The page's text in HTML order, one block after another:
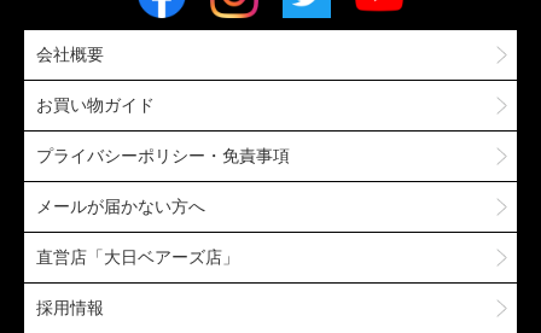
会社概要
お買い物ガイド
プライバシーポリシー・免責事項
メールが届かない方へ
直営店「大日ベアーズ店」
採用情報